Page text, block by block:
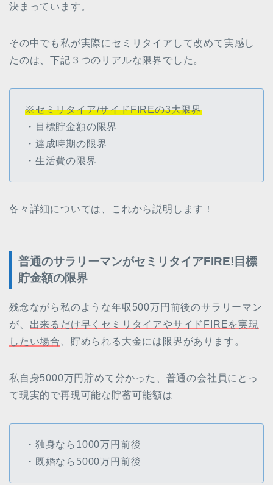
決まっています。
その中でも私が実際にセミリタイアして改めて実感し
たのは、下記３つのリアルな限界でした。
※セミリタイア/サイドFIREの3大限界
・目標貯金額の限界
・達成時期の限界
・生活費の限界
各々詳細については、これから説明します！
普通のサラリーマンがセミリタイアFIRE!目標
貯金額の限界
残念ながら私のような年収500万円前後のサラリーマン
が、 出来るだけ早くセミリタイアやサイドFIREを実現
したい場合
、貯められる大金には限界があります。
私自身5000万円貯めて分かった、普通の会社員にとっ
て現実的で再現可能な貯蓄可能額は
・独身なら1000万円前後
・既婚なら5000万円前後